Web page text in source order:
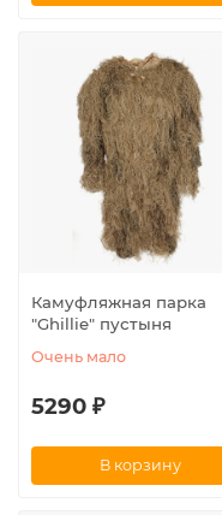
Камуфляжная парка
"Ghillie" пустыня
Очень мало
5290 ₽
В корзину